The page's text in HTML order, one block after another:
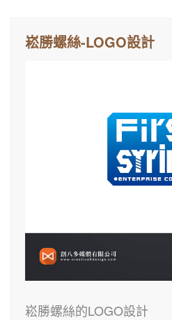
崧勝螺絲-LOGO設計
崧勝螺絲的LOGO設計